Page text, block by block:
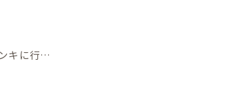
久しぶりにドンキに行ったらザバスのプロテインドリンクが1本5...